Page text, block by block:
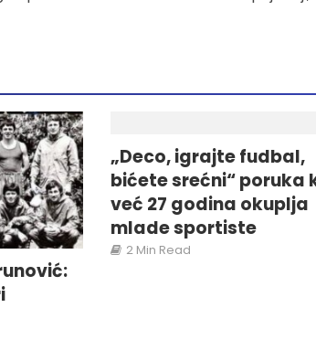
„Deco, igrajte fudbal,
bićete srećni“ poruka
već 27 godina okuplja
mlade sportiste
2 Min Read